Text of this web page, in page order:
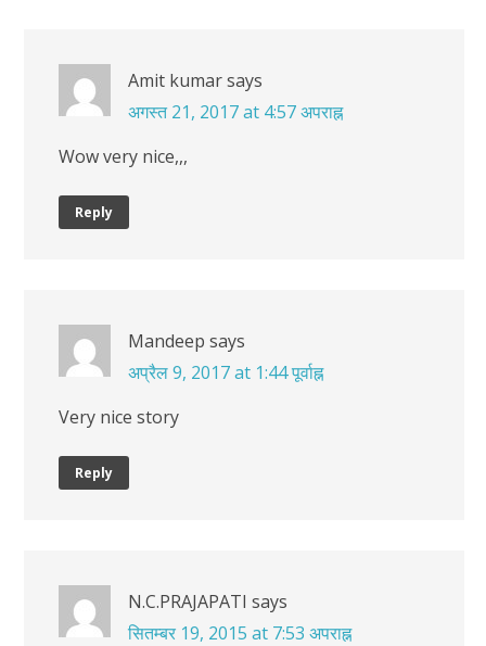
Amit kumarsays
अगस्त 21, 2017 at 4:57 अपराह्न
Wow very nice,,,
Reply
Mandeep says
अप्रैल 9, 2017 at 1:44 पूर्वाह्न
Very nice story
Reply
N.C.PRAJAPATI says
सितम्बर 19, 2015 at 7:53 अपराह्न